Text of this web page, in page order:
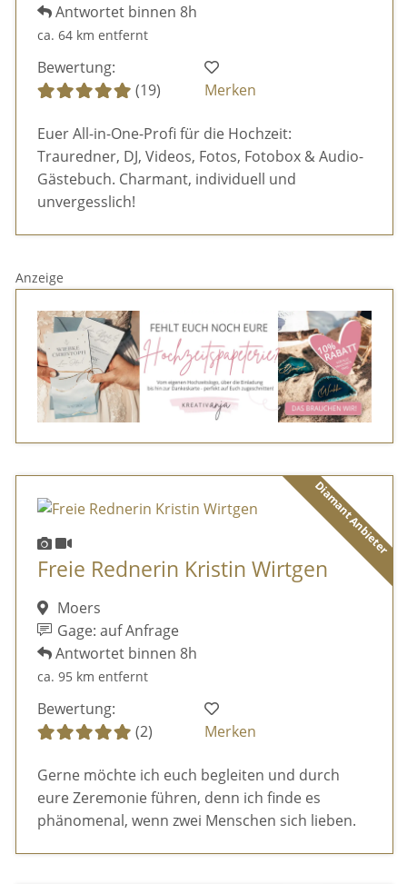
Antwortet binnen 8h
ca. 64 km entfernt
Bewertung:
(19)
Merken
Euer All-in-One-Profi für die Hochzeit:
Trauredner, DJ, Videos, Fotos, Fotobox & Audio-
Gästebuch. Charmant, individuell und
unvergesslich!
Anzeige
Diamant Anbieter
Freie Rednerin Kristin Wirtgen
Moers
Gage: auf Anfrage
Antwortet binnen 8h
ca. 95 km entfernt
Bewertung:
(2)
Merken
Gerne möchte ich euch begleiten und durch
eure Zeremonie führen, denn ich finde es
phänomenal, wenn zwei Menschen sich lieben.